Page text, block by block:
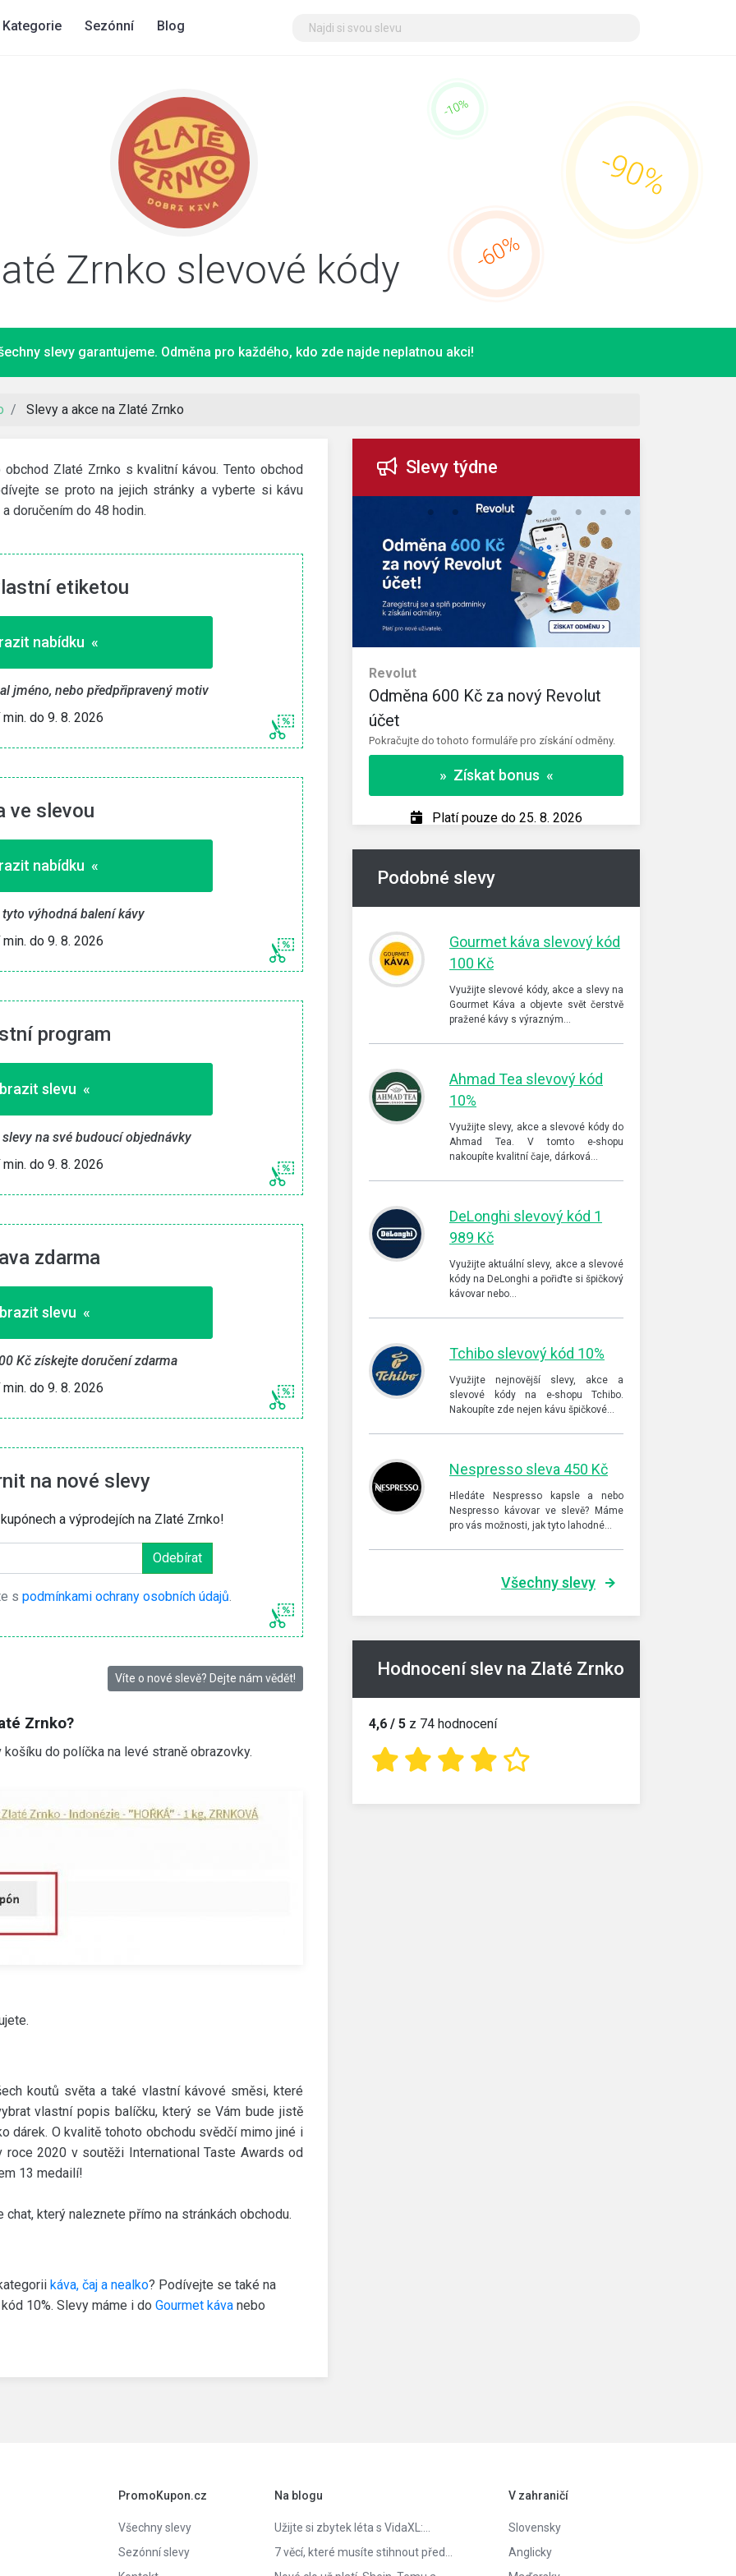
Zrnko slevové kódy
slevy garantujeme. Odměna pro každého, kdo zde najde neplatnou akci!
Slevy a akce na Zlaté Zrnko
Zlaté Zrnko s kvalitní kávou. Tento obchod
se proto na jejich stránky a vyberte si kávu
doručením do 48 hodin.
etiketou
nabídku «
jméno, nebo předpřipravený motiv
do 9. 8. 2026
ve slevou
nabídku «
výhodná balení kávy
do 9. 8. 2026
program
slevu «
na své budoucí objednávky
do 9. 8. 2026
zdarma
slevu «
Kč získejte doručení zdarma
do 9. 8. 2026
na nové slevy
a výprodejích na Zlaté Zrnko!
s podmínkami ochrany osobních údajů.
Víte o nové slevě? Dejte nám vědět!
Zrnko?
do políčka na levé straně obrazovky.
koutů světa a také vlastní kávové směsi, které
vlastní popis balíčku, který se Vám bude jistě
dárek. O kvalitě tohoto obchodu svědčí mimo jiné i
2020 v soutěži International Taste Awards od
13 medailí!
který naleznete přímo na stránkách obchodu.
káva, čaj a nealko? Podívejte se také na
10%. Slevy máme i do Gourmet káva nebo
Slevy týdne
Decathlon
200 Kč slevový kód
Slevu získáte za stažení aplikace přes tento odkaz a
Revolut
Odměna 600 Kč za nový Revolut
účet
Pokračujte do tohoto formuláře pro získání odměny.
» Získat bonus «
Platí pouze do 25. 8. 2026
Podobné slevy
Gourmet káva slevový kód
100 Kč
Využijte slevové kódy, akce a slevy na
Gourmet Káva a objevte svět čerstvě
pražené kávy s výrazným…
Ahmad Tea slevový kód
10%
Využijte slevy, akce a slevové kódy do
Ahmad Tea. V tomto e-shopu
nakoupíte kvalitní čaje, dárková…
DeLonghi slevový kód 1
989 Kč
Využijte aktuální slevy, akce a slevové
kódy na DeLonghi a pořiďte si špičkový
kávovar nebo…
Tchibo slevový kód 10%
Využijte nejnovější slevy, akce a
slevové kódy na e-shopu Tchibo.
Nakoupíte zde nejen kávu špičkové…
Nespresso sleva 450 Kč
Hledáte Nespresso kapsle a nebo
Nespresso kávovar ve slevě? Máme
pro vás možnosti, jak tyto lahodné…
Všechny slevy
Hodnocení slev na Zlaté Zrnko
4,6 / 5 z 74 hodnocení
Kategorie Sezónní Blog
PromoKupon.cz
Všechny slevy
Sezónní slevy
Na blogu
Užijte si zbytek léta s VidaXL:…
7 věcí, které musíte stihnout před…
V zahraničí
Slovensky
Anglicky